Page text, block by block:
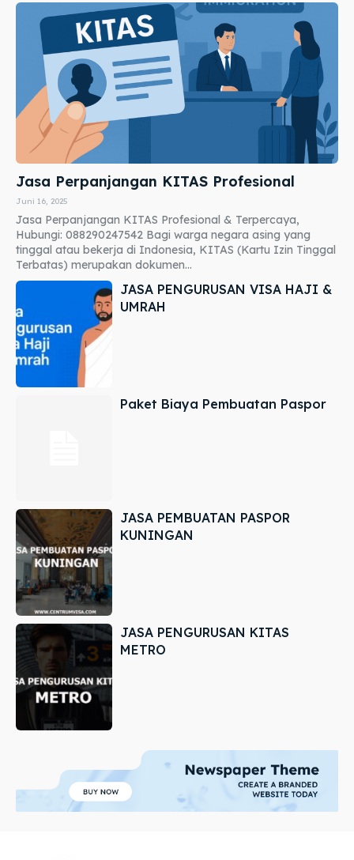
Jasa Perpanjangan KITAS Profesional
Juni 16, 2025
Jasa Perpanjangan KITAS Profesional & Terpercaya,
Hubungi: 088290247542 Bagi warga negara asing yang
tinggal atau bekerja di Indonesia, KITAS (Kartu Izin Tinggal
Terbatas) merupakan dokumen...
JASA PENGURUSAN VISA HAJI &
UMRAH
Paket Biaya Pembuatan Paspor
JASA PEMBUATAN PASPOR
KUNINGAN
JASA PENGURUSAN KITAS
METRO